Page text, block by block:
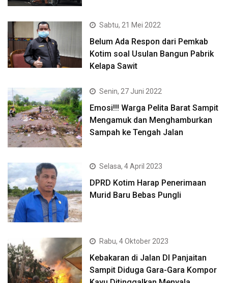
Sabtu, 21 Mei 2022
Belum Ada Respon dari Pemkab
Kotim soal Usulan Bangun Pabrik
Kelapa Sawit
Senin, 27 Juni 2022
Emosi!!! Warga Pelita Barat Sampit
Mengamuk dan Menghamburkan
Sampah ke Tengah Jalan
Selasa, 4 April 2023
DPRD Kotim Harap Penerimaan
Murid Baru Bebas Pungli
Rabu, 4 Oktober 2023
Kebakaran di Jalan DI Panjaitan
Sampit Diduga Gara-Gara Kompor